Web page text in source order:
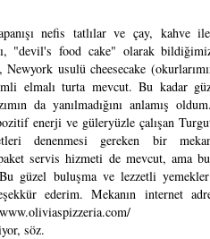
nefis tatlılar ve çay, kahve
"devil's food cake" olarak
usulü cheesecake
elmalı turta mevcut. Bu kadar
da yanılmadığını anlamış
enerji ve güleryüzle çalışan
denenmesi gereken bir
servis hizmeti de mevcut, ama
güzel buluşma ve lezzetli
ederim. Mekanın internet
söz.